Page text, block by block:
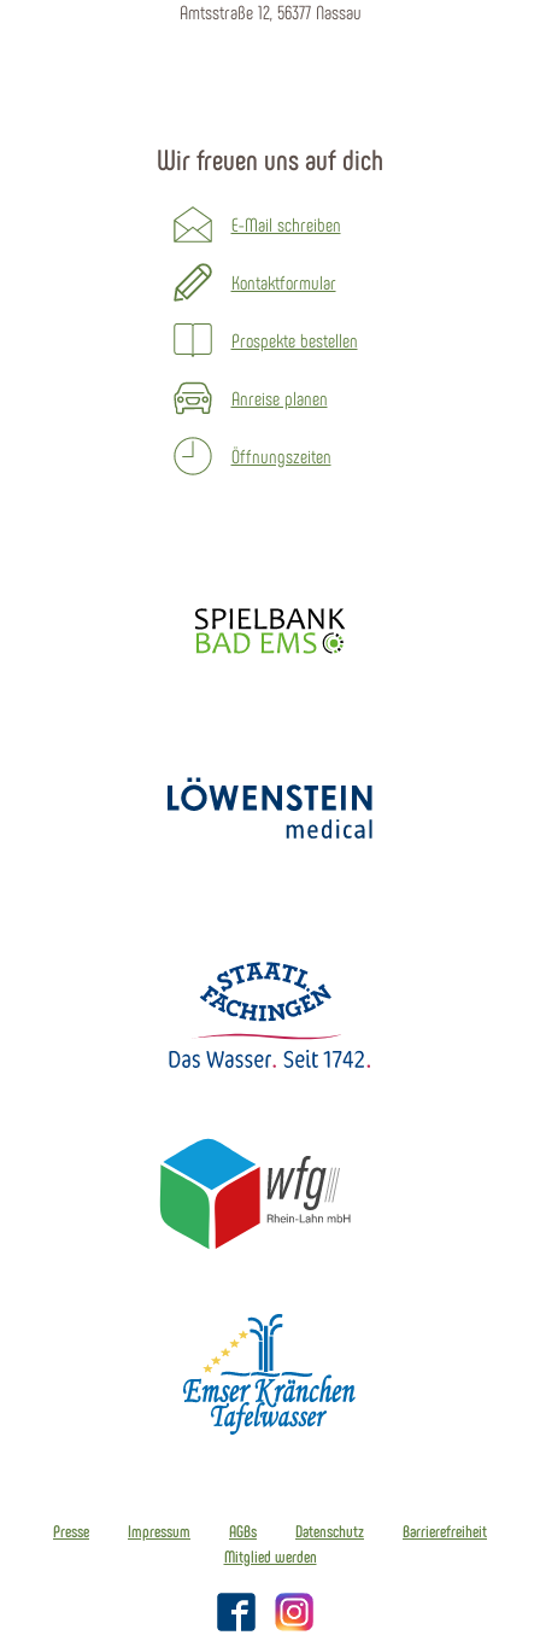
Amtsstraße 12, 56377 Nassau
Wir freuen uns auf dich
E-Mail schreiben
Kontaktformular
Prospekte bestellen
Anreise planen
Öffnungszeiten
Presse Impressum AGBs Datenschutz
Barrierefreiheit
Mitglied werden
FacebookInstagram